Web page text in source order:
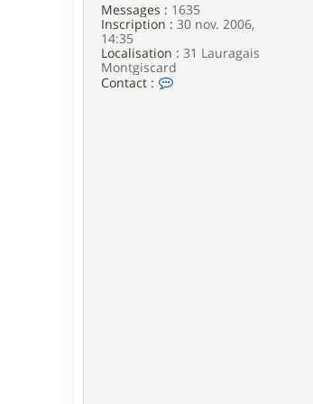
Messages : 1635
Inscription : 30 nov. 2006,
14:35
Localisation : 31 Lauragais
Montgiscard
Contact :